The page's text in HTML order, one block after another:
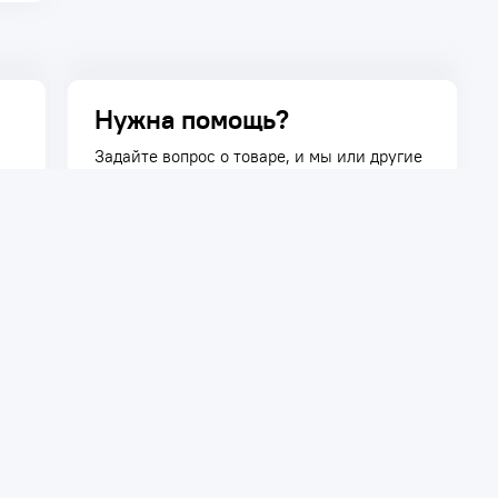
Нужна помощь?
Задайте вопрос о товаре, и мы или другие